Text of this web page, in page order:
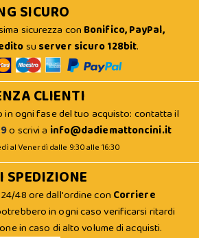
SICURO
sicurezza con Bonifico, PayPal,
su server sicuro 128bit.
CLIENTI
in ogni fase del tuo acquisto: contatta il
o scrivi a info@dadiemattoncini.it
al Venerdì dalle 9:30 alle 16:30
SPEDIZIONE
48 ore dall'ordine con Corriere
in ogni caso verificarsi ritardi
in caso di alto volume di acquisti.